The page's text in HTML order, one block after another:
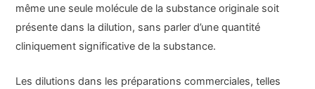
même une seule molécule de la substance originale soit
présente dans la dilution, sans parler d’une quantité
cliniquement significative de la substance.
Les dilutions dans les préparations commerciales, telles